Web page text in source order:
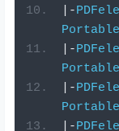
|-
Portable
|-
Portable
|-
Portable
|-